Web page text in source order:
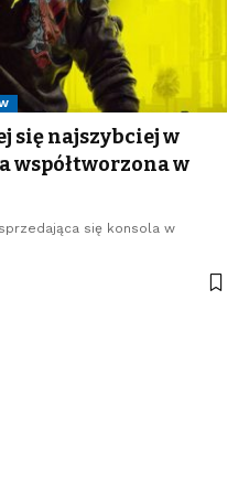
się najszybciej w
w
się konsola w